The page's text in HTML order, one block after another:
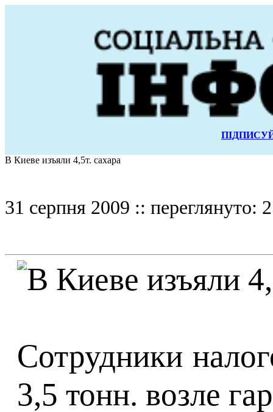
В Киеве изъяли 4,5т. сахара
31 серпня 2009 :: переглянуто:
Сотрудники
3,5 тонн. возле